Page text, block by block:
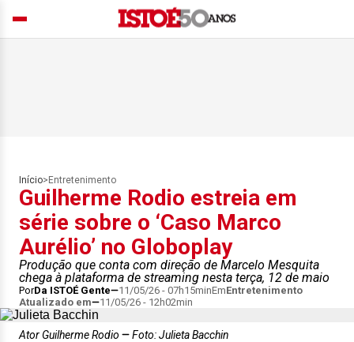
Início> Entretenimento
Guilherme Rodio estreia em
série sobre o ‘Caso Marco
Aurélio’ no Globoplay
Produção que conta com direção de Marcelo Mesquita
chega à plataforma de streaming nesta terça, 12 de maio
PorDa ISTOÉ Gente 11/05/26 - 07h15minEmEntretenimento
Atualizado em
11/05/26 - 12h02min
Ator Guilherme Rodio Foto: Julieta Bacchin